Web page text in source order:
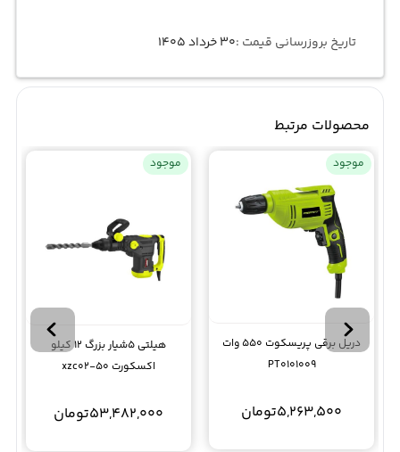
تاریخ بروزرسانی قیمت :۳۰ خرداد ۱۴۰۵
محصولات مرتبط
موجود
دریل برقی پریسکوت 550 وات
PT0101009
5,263,500تومان
موجود
هیلتی 5شیار بزرگ 12 کیلو
اکسکورت xzc02-50
53,482,000تومان